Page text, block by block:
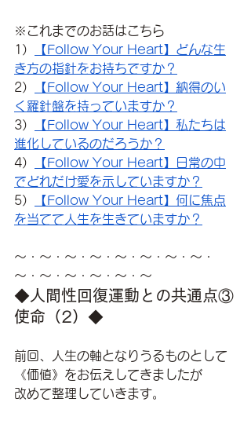
※これまでのお話はこちら
1）
【Follow Your Heart】どんな生
き方の指針をお持ちですか？
2）
【Follow Your Heart】納得のい
く羅針盤を持っていますか？
3）
【Follow Your Heart】私たちは
進化しているのだろうか？
4）
【Follow Your Heart】日常の中
でどれだけ愛を示していますか？
5）
【Follow Your Heart】何に焦点
を当てて人生を生きていますか？
～・～・～・～・～・～・～・～・
～・～・～・～・～・～
◆人間性回復運動との共通点③
使命（2）◆
前回、人生の軸となりうるものとして
《価値》をお伝えしてきましたが
改めて整理していきます。